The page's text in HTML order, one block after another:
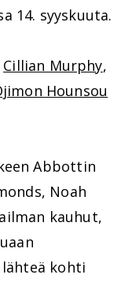
14. syyskuuta.
Cillian Murphy,
Hounsou
Abbottin
Noah
kauhut,
lähteä kohti